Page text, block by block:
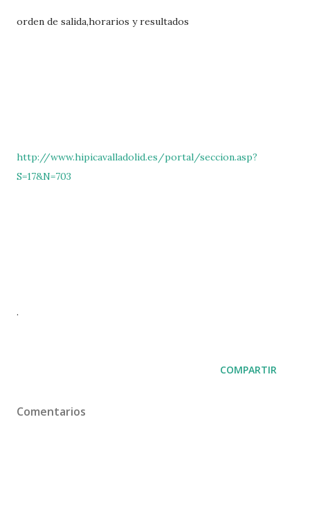
orden de salida,horarios y resultados
http://www.hipicavalladolid.es/portal/seccion.asp?
S=17&N=703
.
COMPARTIR
Comentarios